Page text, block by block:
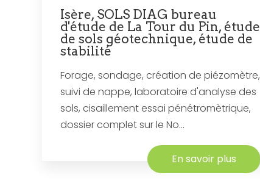
Isère, SOLS DIAG bureau
d'étude de La Tour du Pin, étude
de sols géotechnique, étude de
stabilité
Forage, sondage, création de piézomètre,
suivi de nappe, laboratoire d'analyse des
sols, cisaillement essai pénétromètrique,
dossier complet sur le No...
En savoir plus